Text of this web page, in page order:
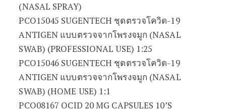
(NASAL SPRAY)
PCO15045 SUGENTECH ชุดตรวจโควิด-19
ANTIGEN แบบตรวจจากโพรงจมูก (NASAL
SWAB) (PROFESSIONAL USE) 1:25
PCO15046 SUGENTECH ชุดตรวจโควิด-19
ANTIGEN แบบตรวจจากโพรงจมูก (NASAL
SWAB) (HOME USE) 1:1
PCO08167 OCID 20 MG CAPSULES 10’S